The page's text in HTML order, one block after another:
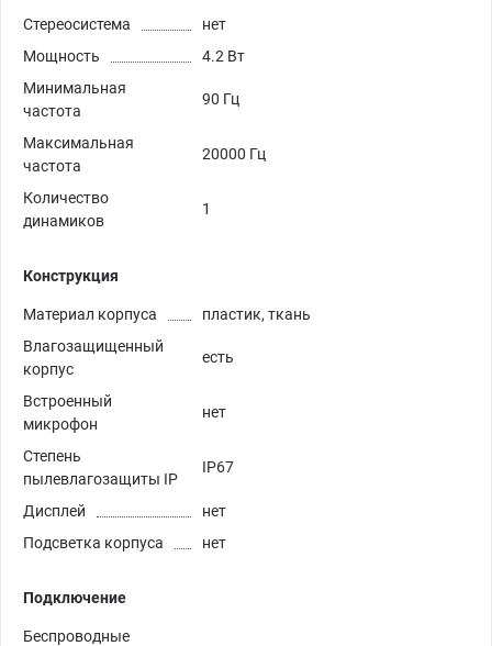
Стереосистема
нет
Мощность
4.2 Вт
Минимальная
частота
90 Гц
Максимальная
частота
20000 Гц
Количество
динамиков
1
Конструкция
Материал корпуса
пластик, ткань
Влагозащищенный
корпус
есть
Встроенный
микрофон
нет
Степень
пылевлагозащиты IP
IP67
Дисплей
нет
Подсветка корпуса
нет
Подключение
Беспроводные